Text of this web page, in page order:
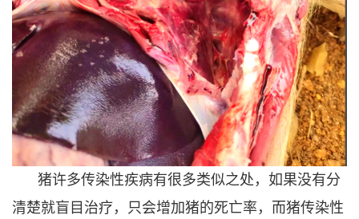
猪许多传染性疾病有很多类似之处，如果没有分
清楚就盲目治疗，只会增加猪的死亡率，而猪传染性